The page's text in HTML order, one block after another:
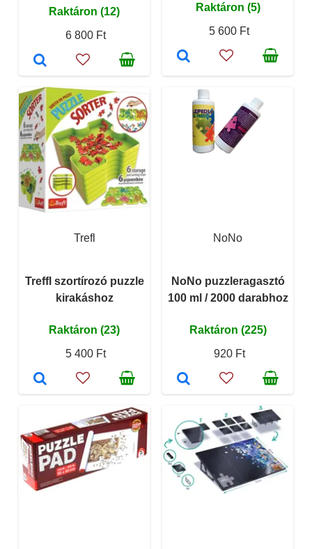
Raktáron (12)
6 800 Ft
Raktáron (5)
5 600 Ft
Trefl
Treffl szortírozó puzzle
kirakáshoz
Raktáron (23)
5 400 Ft
NoNo
NoNo puzzleragasztó
100 ml / 2000 darabhoz
Raktáron (225)
920 Ft